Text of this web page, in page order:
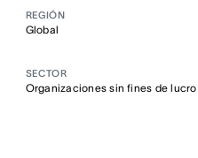
REGIÓN
Global
SECTOR
Organizaciones sin fines de lucro